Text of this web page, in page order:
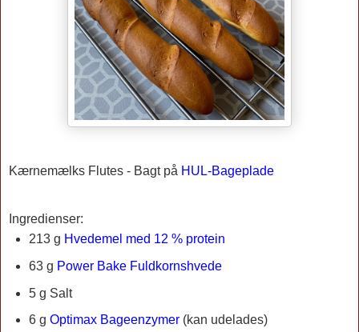
Kærnemælks Flutes - Bagt på HUL-Bageplade
Ingredienser:
213 g Hvedemel med 12 % protein
63 g Power Bake Fuldkornshvede
5 g Salt
6 g Optimax Bageenzymer(kan udelades)